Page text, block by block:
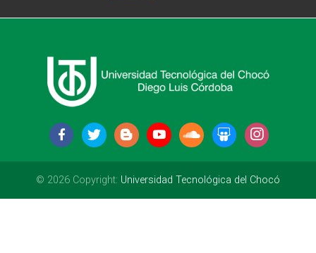
© 2026 Copyright: Universidad Tecnológica del Chocó